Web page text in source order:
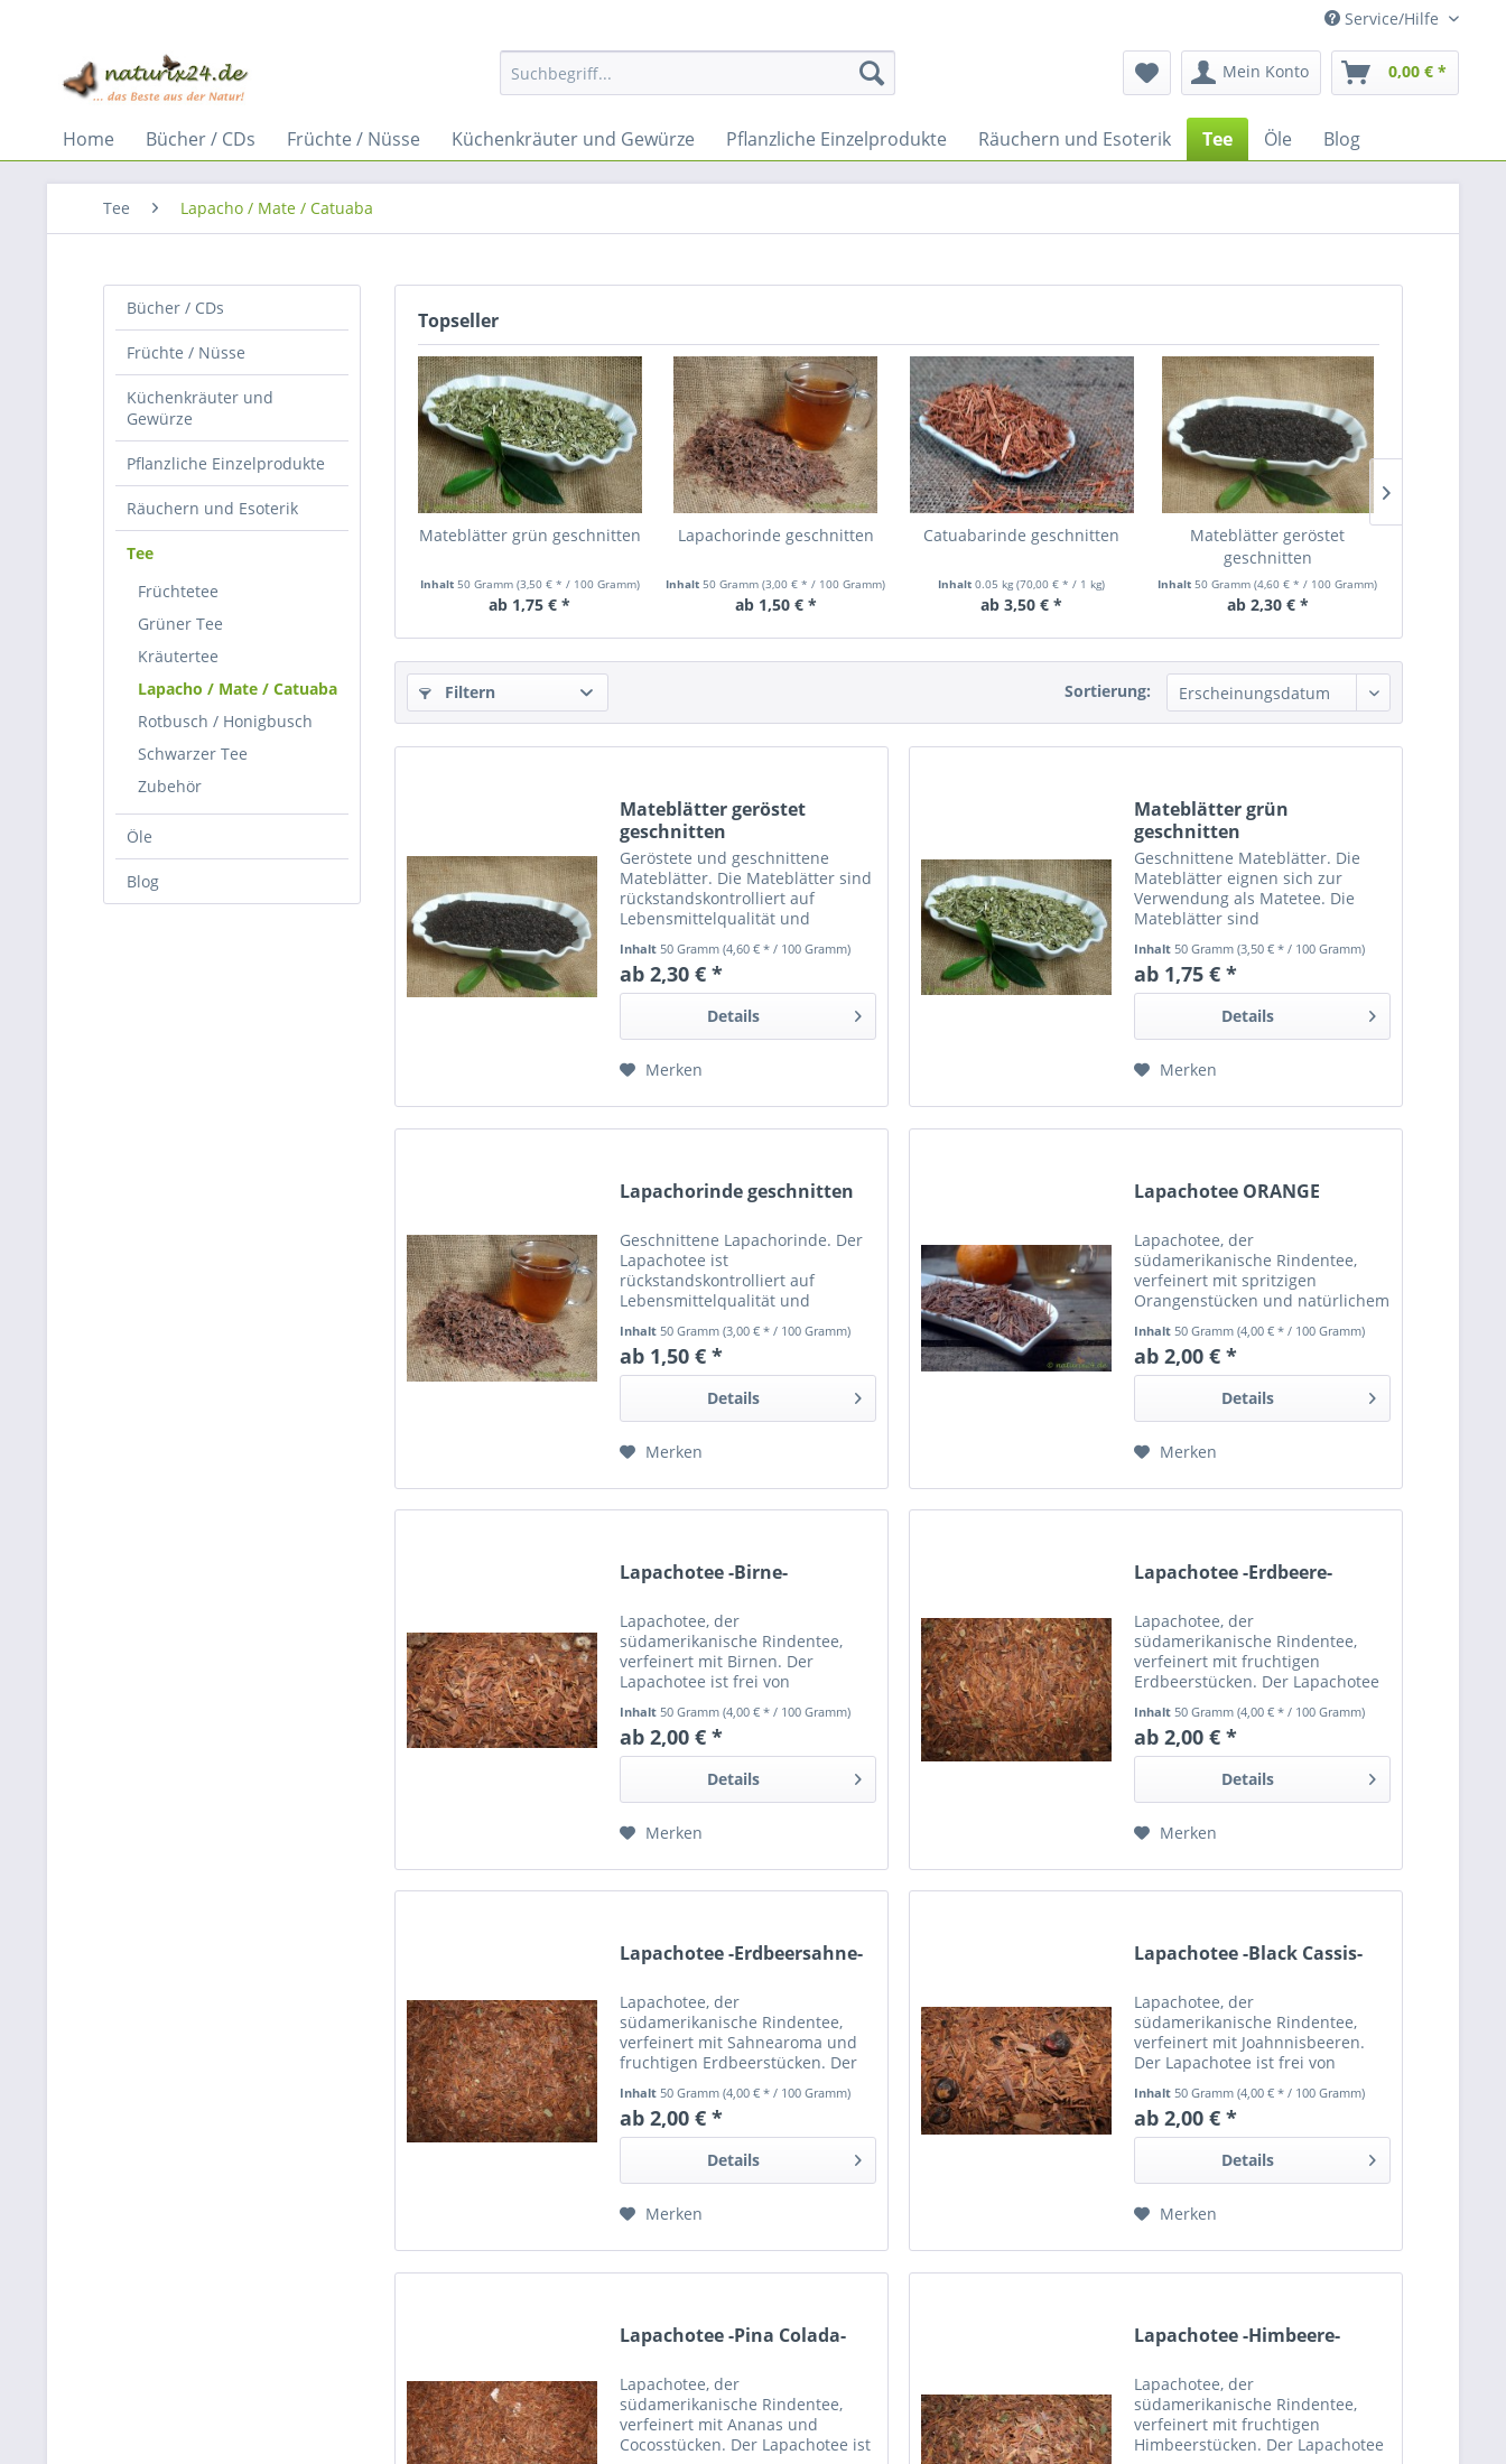
Service/Hilfe
Mein Konto 0,00 € *
Home Bücher / CDs Früchte / Nüsse Küchenkräuter und Gewürze Pflanzliche Einzelprodukte Räuchern und Esoterik Tee Öle Blog
Tee Lapacho / Mate / Catuaba
Bücher / CDs
Früchte / Nüsse
Küchenkräuter und
Gewürze
Pflanzliche Einzelprodukte
Räuchern und Esoterik
Tee
Früchtetee
Grüner Tee
Kräutertee
Lapacho / Mate / Catuaba
Rotbusch / Honigbusch
Schwarzer Tee
Zubehör
Öle
Blog
Topseller
Mateblätter grün geschnitten
Inhalt 50 Gramm (3,50 € * / 100 Gramm)
ab 1,75 € *
Lapachorinde geschnitten
Inhalt50 Gramm(3,00 € * / 100 Gramm)
ab 1,50 € *
Catuabarinde geschnitten
Inhalt0.05 kg(70,00 € * / 1 kg)
ab 3,50 € *
Mateblätter geröstet
geschnitten
Inhalt50 Gramm(4,60 € * / 100 Gramm)
ab 2,30 € *
Filtern Sortierung:
Mateblätter geröstet
geschnitten
Geröstete und geschnittene
Mateblätter. Die Mateblätter sind
rückstandskontrolliert auf
Lebensmittelqualität und
Auslieferdatum.
Inhalt50 Gramm(4,60 € * / 100 Gramm)
ab 2,30 € *
Details
Merken
Mateblätter grün
geschnitten
Geschnittene Mateblätter. Die
Mateblätter eignen sich zur
Verwendung als Matetee. Die
Mateblätter sind
Lebensmittelqualität und
mindestens 24 Monate haltbar ab
Auslieferdatum.
Inhalt50 Gramm(3,50 € * / 100 Gramm)
ab 1,75 € *
Details
Merken
Lapachorinde geschnitten
Geschnittene Lapachorinde. Der
Lapachotee ist
rückstandskontrolliert auf
Lebensmittelqualität und
Auslieferdatum.
Inhalt 50 Gramm(3,00 € * / 100 Gramm)
ab 1,50 € *
Details
Merken
Lapachotee ORANGE
Lapachotee, der
südamerikanische Rindentee,
verfeinert mit spritzigen
Orangenstücken und natürlichem
frei von Schadstoffen und
mindestens 24 Monate haltbar.
Inhalt 50 Gramm(4,00 € * / 100 Gramm)
ab 2,00 € *
Details
Merken
Lapachotee -Birne-
Lapachotee, der
südamerikanische Rindentee,
verfeinert mit Birnen. Der
Lapachotee ist frei von
Monate haltbar.
Inhalt50 Gramm(4,00 € * / 100 Gramm)
ab 2,00 € *
Details
Merken
Lapachotee -Erdbeere-
Lapachotee, der
südamerikanische Rindentee,
verfeinert mit fruchtigen
Erdbeerstücken. Der Lapachotee
mindestens 24 Monate haltbar.
Inhalt50 Gramm(4,00 € * / 100 Gramm)
ab 2,00 € *
Details
Merken
Lapachotee -Erdbeersahne-
Lapachotee, der
südamerikanische Rindentee,
verfeinert mit Sahnearoma und
fruchtigen Erdbeerstücken. Der
Schadstoffen und mindestens 24
Monate haltbar.
Inhalt50 Gramm(4,00 € * / 100 Gramm)
ab 2,00 € *
Details
Merken
Lapachotee -Black Cassis-
Lapachotee, der
südamerikanische Rindentee,
verfeinert mit Joahnnisbeeren.
Der Lapachotee ist frei von
Monate haltbar.
Inhalt50 Gramm(4,00 € * / 100 Gramm)
ab 2,00 € *
Details
Merken
Lapachotee -Pina Colada-
Lapachotee, der
südamerikanische Rindentee,
verfeinert mit Ananas und
Cocosstücken. Der Lapachotee ist
Lapachotee -Himbeere-
Lapachotee, der
südamerikanische Rindentee,
verfeinert mit fruchtigen
Himbeerstücken. Der Lapachotee